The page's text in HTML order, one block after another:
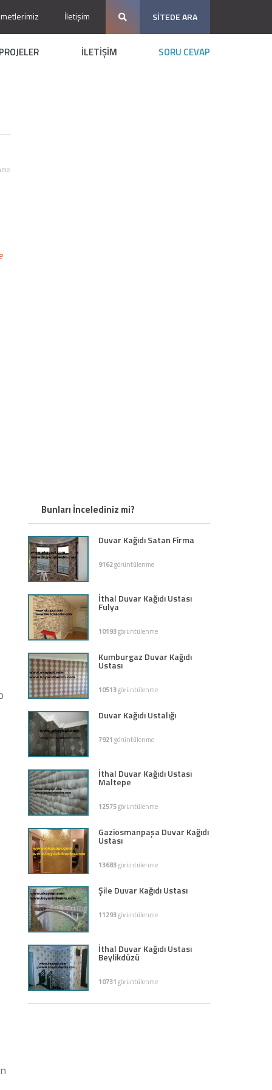
SİTEDE ARA
İletişim
İLETİŞİM SORU CEVAP
Bunları İncelediniz mi?
Duvar Kağıdı Satan Firma
9162görüntülenme
İthal Duvar Kağıdı Ustası
Fulya
10193görüntülenme
Kumburgaz Duvar Kağıdı
Ustası
10513görüntülenme
Duvar Kağıdı Ustalığı
7921görüntülenme
İthal Duvar Kağıdı Ustası
Maltepe
12575görüntülenme
Gaziosmanpaşa Duvar Kağıdı
Ustası
13683görüntülenme
Şile Duvar Kağıdı Ustası
11293görüntülenme
İthal Duvar Kağıdı Ustası
Beylikdüzü
10731görüntülenme